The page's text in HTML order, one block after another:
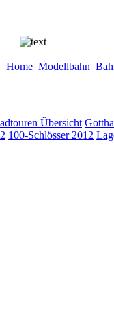
Home Modellbahn
Übersicht
100-Schlösser 2012